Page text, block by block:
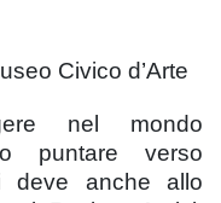
Civico d’Arte
nel mondo
o puntare verso
deve anche allo